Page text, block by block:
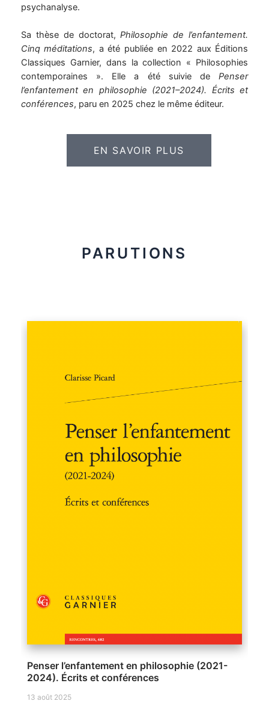
psychanalyse.
Sa thèse de doctorat,Philosophie de l’enfantement.
Cinq méditations, a été publiée en 2022 aux Éditions
Classiques Garnier, dans la collection « Philosophies
contemporaines ». Elle a été suivie dePenser
l’enfantement en philosophie (2021–2024). Écrits et
conférences, paru en 2025 chez le même éditeur.
EN SAVOIR PLUS
PARUTIONS
Penser l’enfantement en philosophie (2021-
2024). Écrits et conférences
13 août 2025